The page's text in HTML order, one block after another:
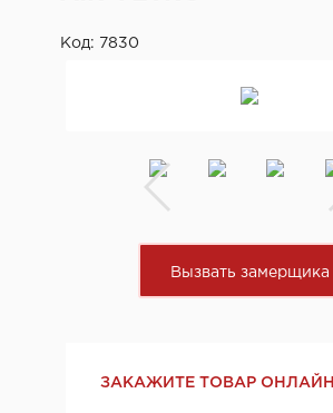
Код: 7830
Вызвать замерщика
ЗАКАЖИТЕ ТОВАР ОНЛАЙН